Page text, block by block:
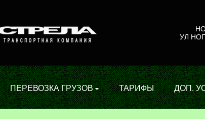
УЛ
ПЕРЕВОЗКА ГРУЗОВ ТАРИФЫ ДОП.